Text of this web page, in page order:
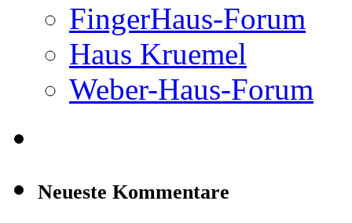
FingerHaus-Forum
Haus Kruemel
Weber-Haus-Forum
Neueste Kommentare